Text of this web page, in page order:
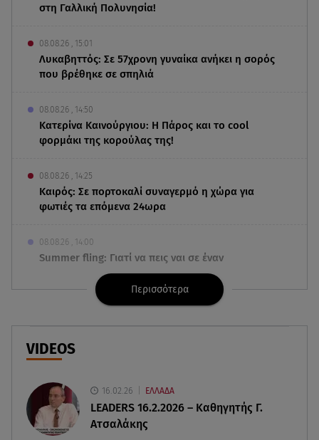
στη Γαλλική Πολυνησία!
08.08.26 , 15:01
Λυκαβηττός: Σε 57χρονη γυναίκα ανήκει η σορός
που βρέθηκε σε σπηλιά
08.08.26 , 14:50
Κατερίνα Καινούργιου: Η Πάρος και το cool
φορμάκι της κορούλας της!
08.08.26 , 14:25
Καιρός: Σε πορτοκαλί συναγερμό η χώρα για
φωτιές τα επόμενα 24ωρα
08.08.26 , 14:00
Summer fling: Γιατί να πεις ναι σε έναν
καλοκαιρινό έρωτα
Αθηνά Οικονομάκου: Οι... hot αναρτήσεις της με
Πάνω από 56.000 επιβάτες αναχώρησαν σήμερα
από τα λιμάνια της Αττικής
Περισσότερα
VIDEOS
16.02.26 ΕΛΛΑΔΑ
LEADERS 16.2.2026 – Καθηγητής Γ.
Ατσαλάκης